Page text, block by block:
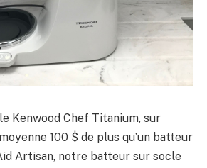
Kenwood Chef Titanium, sur
100 $ de plus qu’un batteur
Artisan, notre batteur sur socle